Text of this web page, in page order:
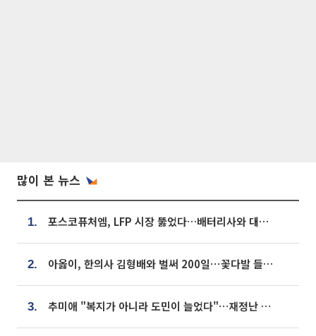
많이 본 뉴스
1. 포스코퓨처엠, LFP 시장 뚫었다…배터리사와 대규모 장기 공급 합의
2. 아옳이, 한의사 김형배와 벌써 200일⋯꽃다발 들고 "프러포즈 아냐"
3. 추미애 "복지가 아니라 도민이 늘었다"…재정난 책임론 정면돌파